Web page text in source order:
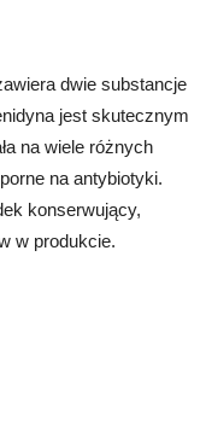
dwie substancje
jest skutecznym
na wiele różnych
na antybiotyki.
konserwujący,
w produkcie.